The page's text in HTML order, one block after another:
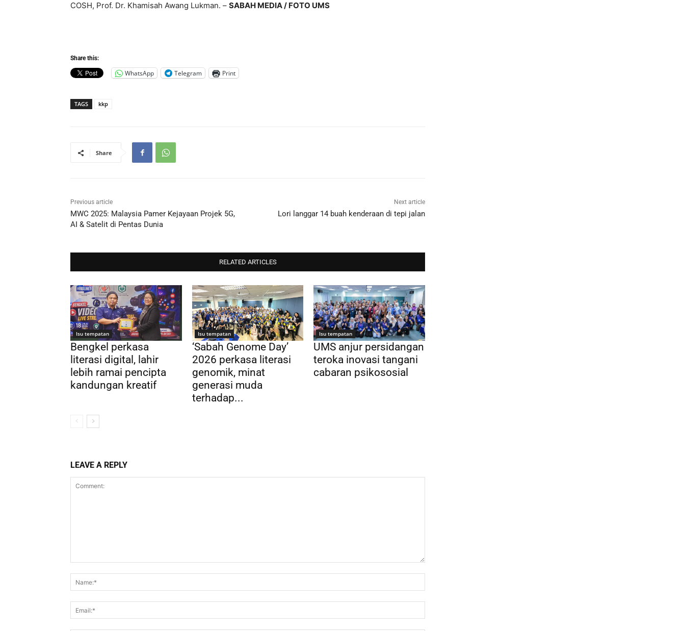
COSH, Prof. Dr. Khamisah Awang Lukman. – SABAH MEDIA / FOTO UMS
Share this:
WhatsApp Telegram Print
TAGS kkp
Share
Previous article
MWC 2025: Malaysia Pamer Kejayaan Projek 5G,
AI & Satelit di Pentas Dunia
Next article
Lori langgar 14 buah kenderaan di tepi jalan
RELATED ARTICLES
Isu tempatan
Bengkel perkasa
literasi digital, lahir
lebih ramai pencipta
kandungan kreatif
Isu tempatan
‘Sabah Genome Day’
2026 perkasa literasi
genomik, minat
generasi muda
terhadap...
Isu tempatan
UMS anjur persidangan
teroka inovasi tangani
cabaran psikososial
LEAVE A REPLY